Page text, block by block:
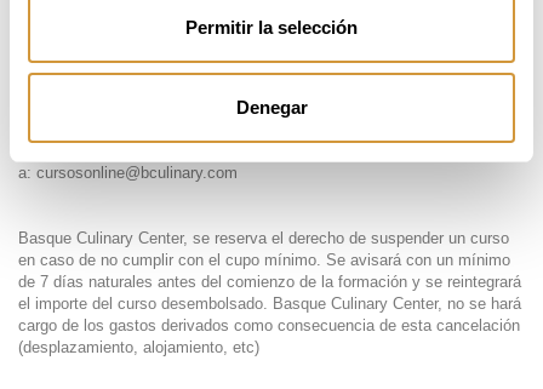
Permitir la selección
Denegar
enviarán a la siguiente dirección 3 días antes del comienzo del
, avisando con una antelación de 10 días naturales
a: cursosonline@bculinary.com
Basque Culinary Center, se reserva el derecho de suspender un curso
en caso de no cumplir con el cupo mínimo. Se avisará con un mínimo
de 7 días naturales antes del comienzo de la formación y se reintegrará
el importe del curso desembolsado. Basque Culinary Center, no se hará
cargo de los gastos derivados como consecuencia de esta cancelación
(desplazamiento, alojamiento, etc)